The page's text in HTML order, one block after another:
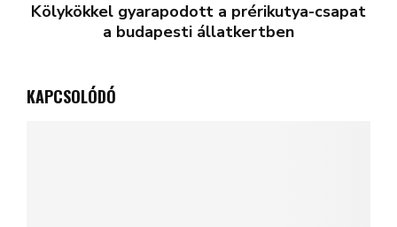
Kölykökkel gyarapodott a prérikutya-csapat
a budapesti állatkertben
KAPCSOLÓDÓ